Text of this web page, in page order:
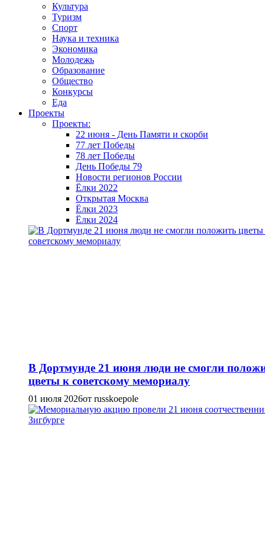
Культура
Туризм
Спорт
Наука и техника
Экономика
Молодежь
Образование
Общество
Конкурсы
Еда
Проекты
Проекты:
22 июня - День Памяти и скорби
77 лет Победы
78 лет Победы
День Победы 79
Новости регионов России
Ёлки 2022
Открытая Москва
Ёлки 2023
Ёлки 2024
В Дортмунде 21 июня люди не смогли
цветы к советскому мемориалу
01 июля 2026от russkoepole